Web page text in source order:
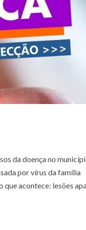
da doença no
por vírus da família
que acontece: lesões